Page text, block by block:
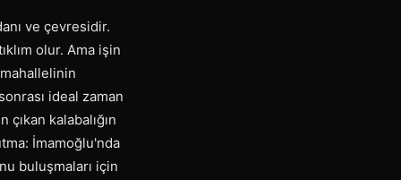
ve çevresidir.
olur. Ama işin
ideal zaman
kalabalığın
İmamoğlu'nda
buluşmaları için